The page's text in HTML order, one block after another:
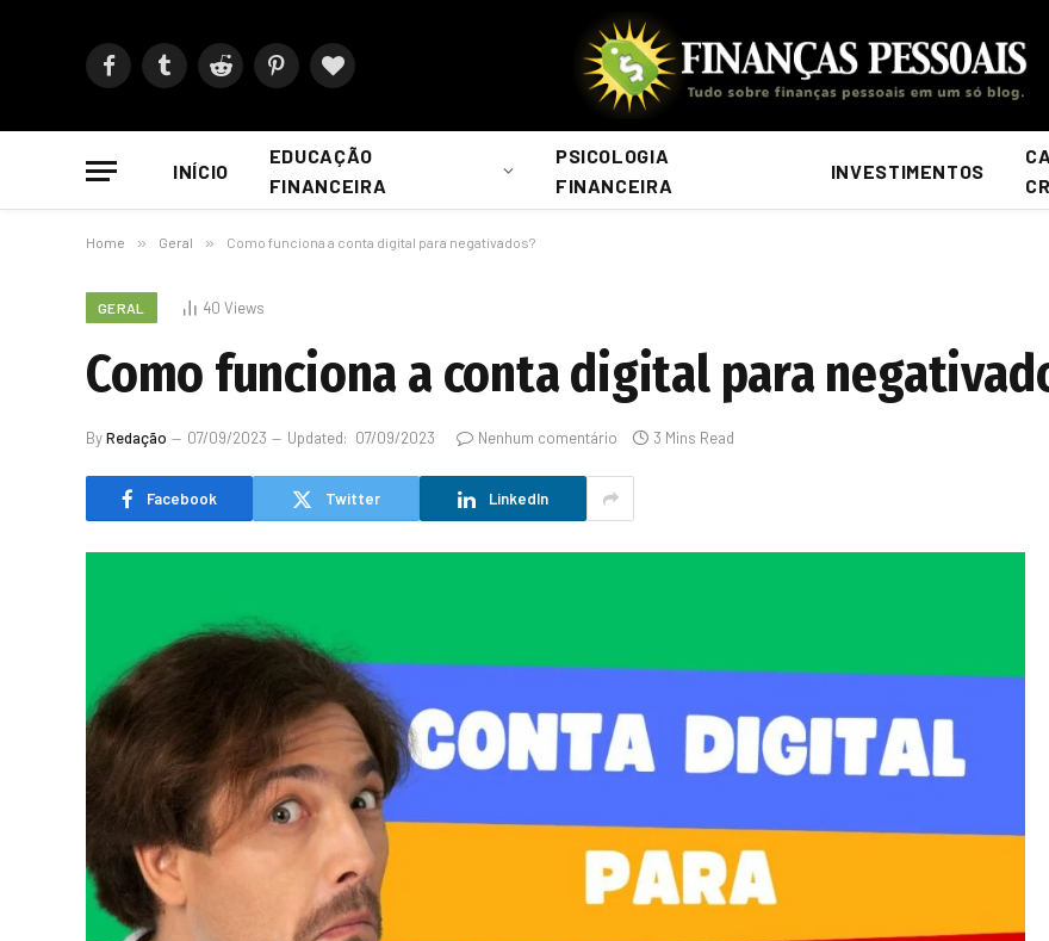
FacebookTumblrReddit PinterestBlogLovin
INÍCIO
EDUCAÇÃO
FINANCEIRA
PSICOLOGIA
FINANCEIRA
INVESTIMENTOS
Home » Geral » Como funciona a conta digital para negativados?
GERAL 40 Views
Como funciona a conta digital para
ByRedação 07/09/2023 Updated: 07/09/2023 Nenhum comentário 3 Mins Read
Facebook Twitter LinkedIn